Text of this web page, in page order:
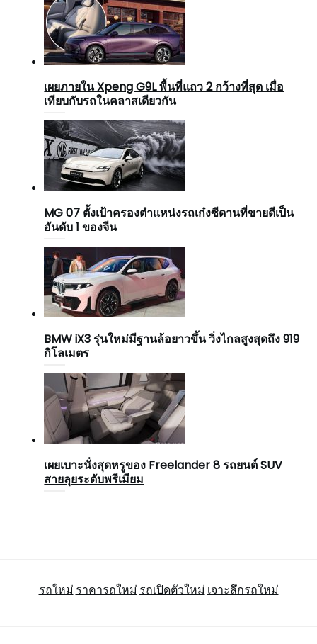
เผยภายใน Xpeng G9L พื้นที่แถว 2 กว้างที่สุด เมื่อ
เทียบกับรถในคลาสเดียวกัน
MG 07 ตั้งเป้าครองตำแหน่งรถเก๋งซีดานที่ขายดีเป็น
อันดับ 1 ของจีน
BMW iX3 รุ่นใหม่มีฐานล้อยาวขึ้น วิ่งไกลสูงสุดถึง 919
กิโลเมตร
เผยเบาะนั่งสุดหรูของ Freelander 8 รถยนต์ SUV
สายลุยระดับพรีเมียม
รถใหม่ ราคารถใหม่ รถเปิดตัวใหม่ เจาะลึกรถใหม่